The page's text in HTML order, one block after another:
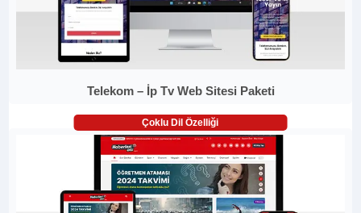
Telekom – İp Tv Web Sitesi Paketi
Çoklu Dil Özelliği